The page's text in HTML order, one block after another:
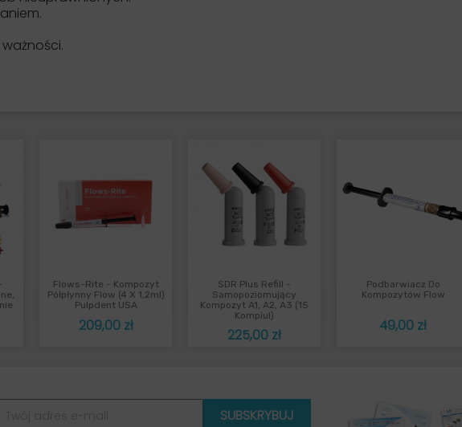
Flows-Rite - Kompozyt
Półpłynny Flow (4 X 1,2ml)
Pulpdent USA
Cena
209,00 zł
Szybki podgląd
SDR Plus Refill -
Samopoziomujący
Kompozyt A1, A2, A3 (15
Kompiul)
Cena
225,00 zł
Szybki podgląd
Podbarwiacz Do
Kompozytów Flow
Cena
49,00 zł
Szybki podgląd